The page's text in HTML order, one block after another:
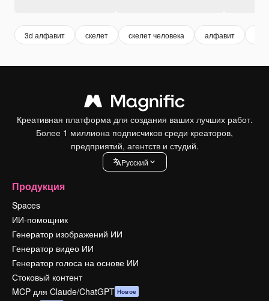
3d алфавит скелет скелет человека алфавит
Креативная платформа для создания ваших лучших работ.
Более 1 миллиона подписчиков среди креаторов,
предприятий, агентств и студий.
Pусский
Продукция
Spaces
ИИ-помощник
Генератор изображений ИИ
Генератор видео ИИ
Генератор голоса на основе ИИ
Стоковый контент
MCP для Claude/ChatGPT Новое